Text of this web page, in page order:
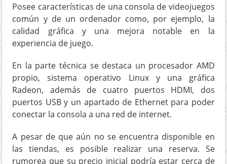
Posee características de una consola de videojuegos
común y de un ordenador como, por ejemplo, la
calidad gráfica y una mejora notable en la
experiencia de juego.
En la parte técnica se destaca un procesador AMD
propio, sistema operativo Linux y una gráfica
Radeon, además de cuatro puertos HDMI, dos
puertos USB y un apartado de Ethernet para poder
conectar la consola a una red de internet.
A pesar de que aún no se encuentra disponible en
las tiendas, es posible realizar una reserva. Se
rumorea que su precio inicial podría estar cerca de